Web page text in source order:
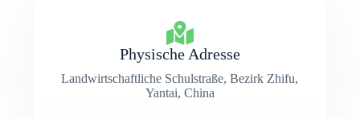
Physische Adresse
Landwirtschaftliche Schulstraße, Bezirk Zhifu,
Yantai, China